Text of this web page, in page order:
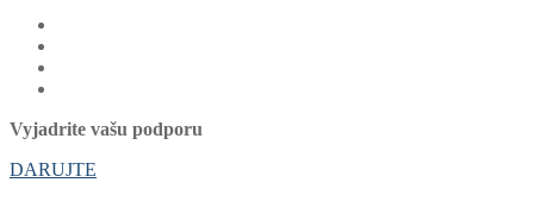
Vyjadrite vašu podporu
DARUJTE